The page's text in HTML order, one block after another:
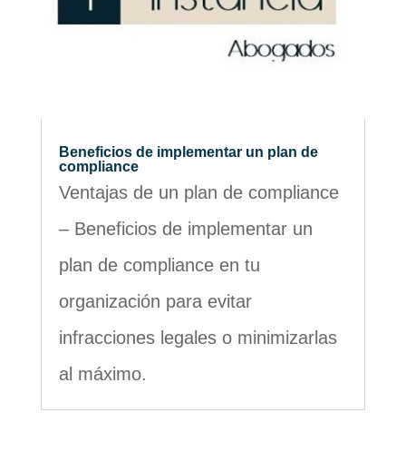
Beneficios de implementar un plan de
compliance
Ventajas de un plan de compliance
– Beneficios de implementar un
plan de compliance en tu
organización para evitar
infracciones legales o minimizarlas
al máximo.